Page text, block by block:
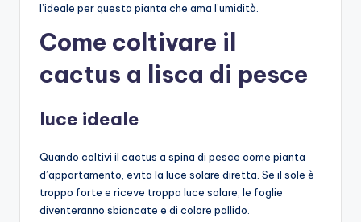
l’ideale per questa pianta che ama l’umidità.
Come coltivare il
cactus a lisca di pesce
luce ideale
Quando coltivi il cactus a spina di pesce come pianta
d’appartamento, evita la luce solare diretta. Se il sole è
troppo forte e riceve troppa luce solare, le foglie
diventeranno sbiancate e di colore pallido.